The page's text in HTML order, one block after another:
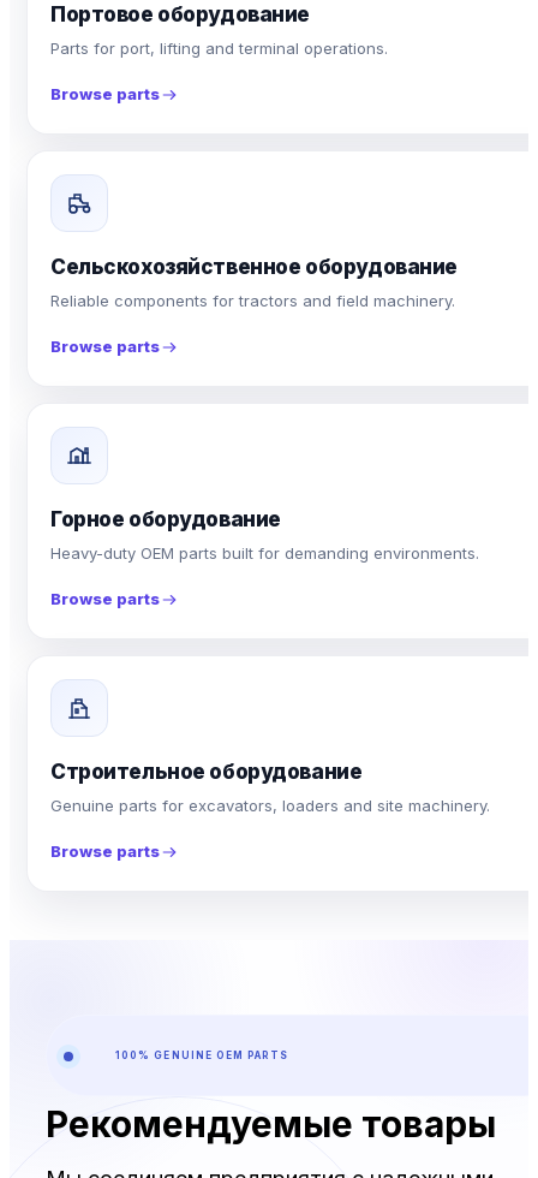
Портовое оборудование
Parts for port, lifting and terminal operations.
Browse parts
Сельскохозяйственное оборудование
Reliable components for tractors and field machinery.
Browse parts
Горное оборудование
Heavy-duty OEM parts built for demanding environments.
Browse parts
Строительное оборудование
Genuine parts for excavators, loaders and site machinery.
Browse parts
100% GENUINE OEM PARTS
Рекомендуемые товары